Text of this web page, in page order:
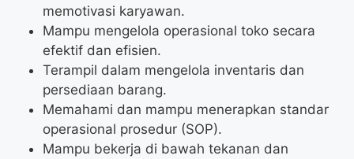
memotivasi karyawan.
Mampu mengelola operasional toko secara
efektif dan efisien.
Terampil dalam mengelola inventaris dan
persediaan barang.
Memahami dan mampu menerapkan standar
operasional prosedur (SOP).
Mampu bekerja di bawah tekanan dan